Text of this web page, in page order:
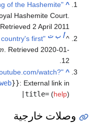
^
of the Hashemite
Hashemite Court.
Retrieved2 April 2011
^أ ب ت
first
. Retrieved 2020-01-
12
^
watch?
}}: External link in
|title= (help)
وصلات خارجية